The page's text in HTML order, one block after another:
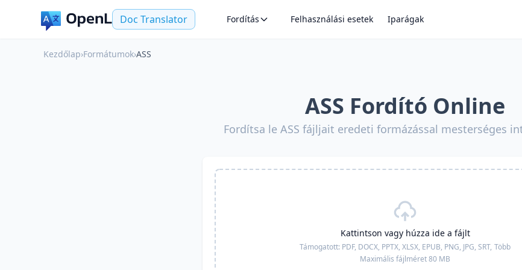
Doc Translator Fordítás Felhasználási esetek Iparágak
Kezdőlap›Formátumok›ASS
ASS Fordító Online
Fordítsa le ASS fájljait eredeti formázással mesterséges
Kattintson vagy húzza ide a fájlt
Támogatott: PDF, DOCX, PPTX, XLSX, EPUB, PNG, JPG, SRT, Több
Maximális fájlméret 80 MB